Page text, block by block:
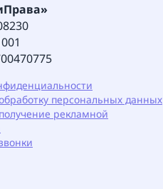
персональных данных
рекламной